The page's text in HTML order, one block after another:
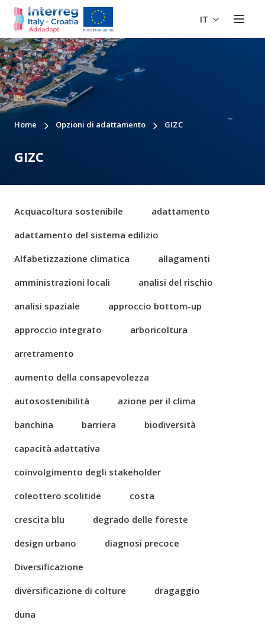
IT
Home Opzioni di adattamento GIZC
GIZC
Acquacoltura sostenibile
adattamento
adattamento del sistema edilizio
Alfabetizzazione climatica
allagamenti
amministrazioni locali
analisi del rischio
analisi spaziale
approccio bottom-up
approccio integrato
arboricoltura
arretramento
aumento della consapevolezza
autosostenibilità
azione per il clima
banchina
barriera
biodiversità
capacità adattativa
coinvolgimento degli stakeholder
coleottero scolitide
costa
crescita blu
degrado delle foreste
design urbano
diagnosi precoce
Diversificazione
diversificazione di colture
dragaggio
duna